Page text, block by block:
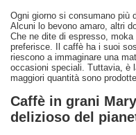
Ogni giorno si consumano più
Alcuni lo bevono amaro, altri
Che ne dite di espresso,
preferisce. Il caffè ha i suoi
riescono a immaginare una
occasioni speciali. Tuttavia, è
maggiori quantità sono
Caffè in grani
delizioso del